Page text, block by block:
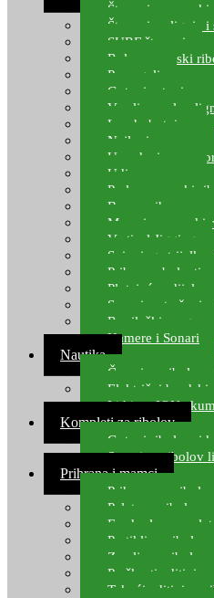
Štapovi za
Štapovi za lignje i
SURF štapovi
Role za morski
Parangali
Gotovi setovi za
Varalice za lov
Lov hobotnice
Najloni za more
Upredenice za
Udice za more
Perle za morski
Brum prihrana za
Mamci za morski
Vertical Jigging
Spinning strijelke,
Pribor za bolentino
Plutajuća odijela
Sonari za traženje
Ronilački program
Kamere i Sonari
Nautika
Čamci za ribolov,
Električni brodski
Lithium ION
Kompleti za ribolov
Gotovi ribolovni
Setovi za ribolov
Prihrana i mamci
Prihrana za ribolov
Pelete za ribolov
Feeder lovne
Partikli za ribolov
Zemlja za ribolov
Praškasti aditivi za
Tekući aditivi za